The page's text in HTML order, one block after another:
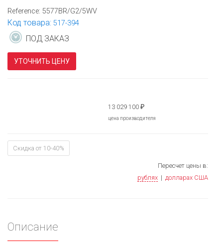
Reference: 5577BR/G2/5WV
Код товара: 517-394
ПОД ЗАКАЗ
УТОЧНИТЬ ЦЕНУ
13 029 100 ₽
цена производителя
Скидка от 10-40%
Пересчет цены в:
рублях | долларах США
Описание